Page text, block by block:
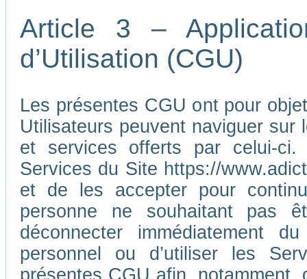
Article 3 –
d’Utilisation (CGU)
Les présentes CGU ont pour
Utilisateurs peuvent naviguer
et services offerts par celui-ci.
Services du Site https://
et de les accepter pour
personne ne souhaitant pas
déconnecter immédiatement
personnel ou d’utiliser les
présentes CGU afin,